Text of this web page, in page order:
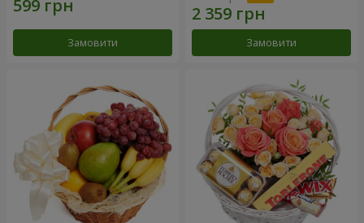
Замовити Замовити